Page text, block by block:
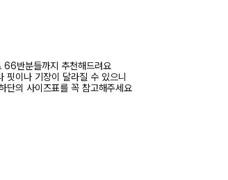
66반분들까지 추천해드려요
핏이나 기장이 달라질 수 있으니
단의 사이즈표를 꼭 참고해주세요